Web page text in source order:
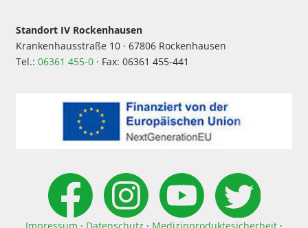
Standort IV Rockenhausen
Krankenhausstraße 10 · 67806 Rockenhausen
Tel.: 06361 455-0 · Fax: 06361 455-441